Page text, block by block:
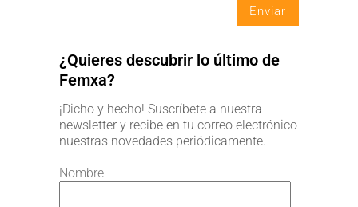
¿Quieres descubrir lo último de
Femxa?
¡Dicho y hecho! Suscríbete a nuestra
newsletter y recibe en tu correo electrónico
nuestras novedades periódicamente.
Nombre